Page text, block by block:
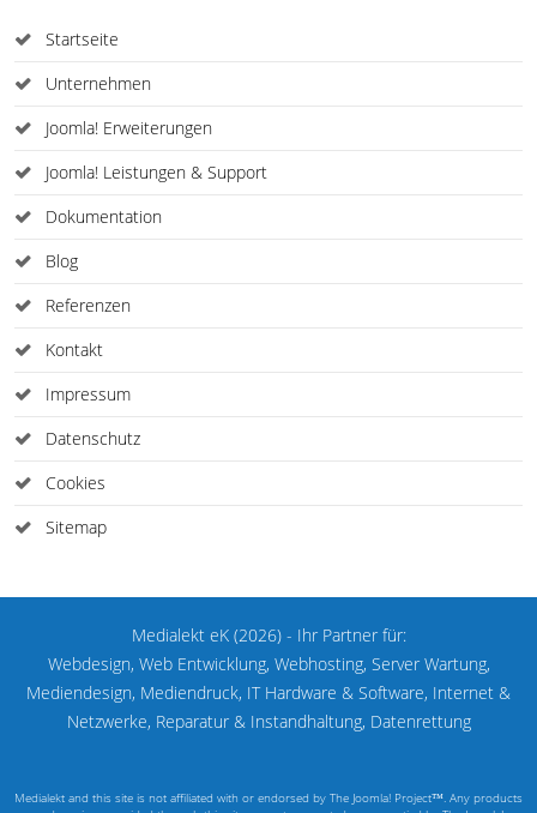
Startseite
Unternehmen
Joomla! Erweiterungen
Joomla! Leistungen & Support
Dokumentation
Blog
Referenzen
Kontakt
Impressum
Datenschutz
Cookies
Sitemap
Medialekt eK (2026) - Ihr Partner für:
Webdesign, Web Entwicklung, Webhosting, Server Wartung,
Mediendesign, Mediendruck, IT Hardware & Software, Internet &
Netzwerke, Reparatur & Instandhaltung, Datenrettung
Medialekt and this site is not affiliated with or endorsed by The Joomla! Project™. Any products